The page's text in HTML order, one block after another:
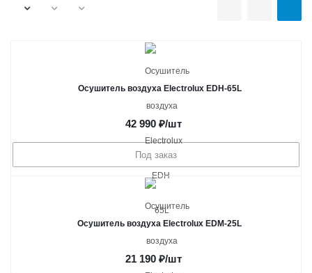
Осушитель воздуха Electrolux EDH-65L
42 990 ₽/шт
Под заказ
Осушитель воздуха Electrolux EDM-25L
21 190 ₽/шт